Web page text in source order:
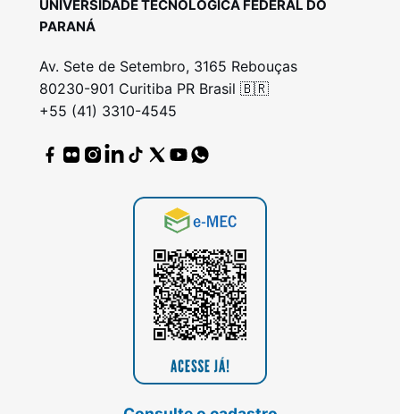
UNIVERSIDADE TECNOLÓGICA FEDERAL DO
PARANÁ
Av. Sete de Setembro, 3165 Rebouças
80230-901 Curitiba PR Brasil 🇧🇷
+55 (41) 3310-4545